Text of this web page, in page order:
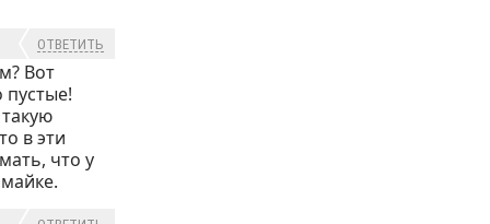
ОТВЕТИТЬ
Вот
в эти
что у